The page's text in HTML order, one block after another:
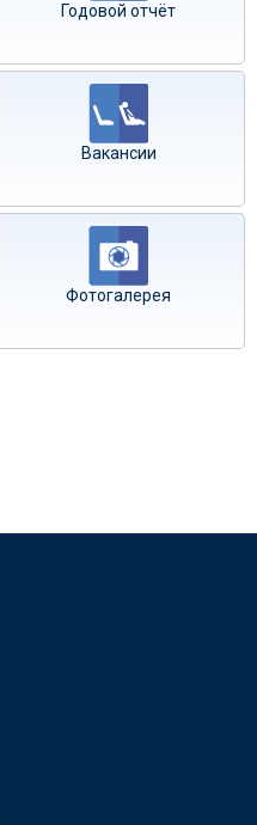
Годовой отчёт
Вакансии
Фотогалерея